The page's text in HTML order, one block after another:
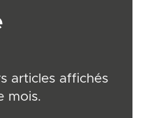
articles affichés
mois.